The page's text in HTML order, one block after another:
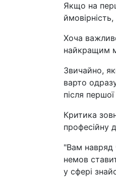
Якщо на
Хоча
найкращим
Звичайно,
варто
після першої
Критика
професійну
"Вам навряд
немов
у сфері